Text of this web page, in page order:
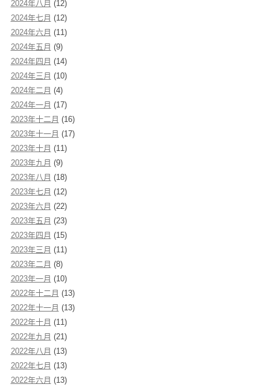
2024年八月 (12)
2024年七月 (12)
2024年六月 (11)
2024年五月 (9)
2024年四月 (14)
2024年三月 (10)
2024年二月 (4)
2024年一月 (17)
2023年十二月 (16)
2023年十一月 (17)
2023年十月 (11)
2023年九月 (9)
2023年八月 (18)
2023年七月 (12)
2023年六月 (22)
2023年五月 (23)
2023年四月 (15)
2023年三月 (11)
2023年二月 (8)
2023年一月 (10)
2022年十二月 (13)
2022年十一月 (13)
2022年十月 (11)
2022年九月 (21)
2022年八月 (13)
2022年七月 (13)
2022年六月 (13)